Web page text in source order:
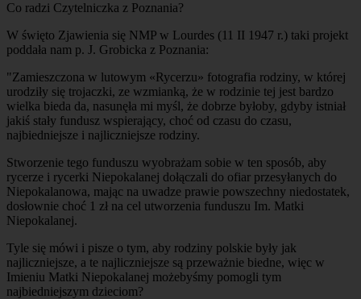
Co radzi Czytelniczka z Poznania?
W święto Zjawienia się NMP w Lourdes (11 II 1947 r.) taki projekt
poddała nam p. J. Grobicka z Poznania:
"Zamieszczona w lutowym «Rycerzu» fotografia rodziny, w której
urodziły się trojaczki, ze wzmianką, że w rodzinie tej jest bardzo
wielka bieda da, nasunęła mi myśl, że dobrze byłoby, gdyby istniał
jakiś stały fundusz wspierający, choć od czasu do czasu,
najbiedniejsze i najliczniejsze rodziny.
Stworzenie tego funduszu wyobrażam sobie w ten sposób, aby
rycerze i rycerki Niepokalanej dołączali do ofiar przesyłanych do
Niepokalanowa, mając na uwadze prawie powszechny niedostatek,
dosłownie choć 1 zł na cel utworzenia funduszu Im. Matki
Niepokalanej.
Tyle się mówi i pisze o tym, aby rodziny polskie były jak
najliczniejsze, a te najliczniejsze są przeważnie biedne, więc w
Imieniu Matki Niepokalanej możebyśmy pomogli tym
najbiedniejszym dzieciom?